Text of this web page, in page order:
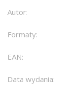
Autor:
Formaty:
EAN:
Data wydania: